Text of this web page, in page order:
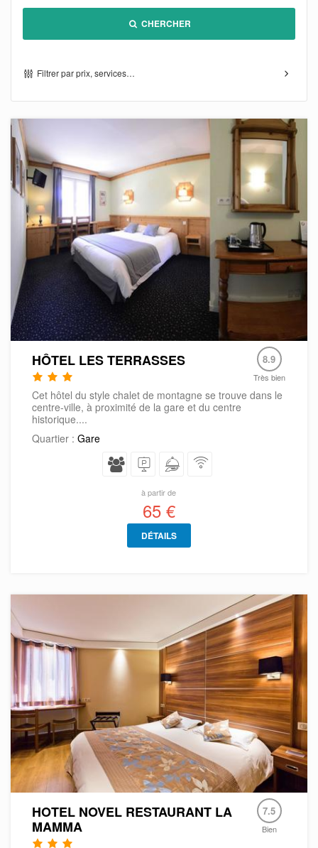
CHERCHER
Filtrer par prix, services…
HÔTEL LES TERRASSES 8.9
Très bien
Cet hôtel du style chalet de montagne se trouve dans le
centre-ville, à proximité de la gare et du centre
historique....
Quartier : Gare
à partir de
65 €
DÉTAILS
HOTEL NOVEL RESTAURANT LA
MAMMA
7.5
Bien